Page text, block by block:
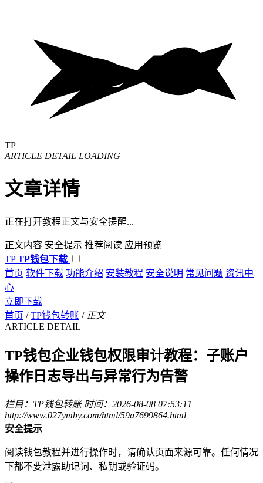
TP
ARTICLE DETAIL LOADING
文章详情
正在打开教程正文与安全提醒...
正文内容 安全提示 推荐阅读 应用预览
TP TP钱包下载
首页 软件下载 功能介绍 安装教程 安全说明 常见问题 资讯中
心
立即下载
首页 / TP钱包转账 / 正文
ARTICLE DETAIL
TP钱包企业钱包权限审计教程：子账户
操作日志导出与异常行为告警
栏目：TP钱包转账 时间：2026-08-08 07:53:11
http://www.027ymby.com/html/59a7699864.html
安全提示
阅读钱包教程并进行操作时，请确认页面来源可靠。任何情况
下都不要泄露助记词、私钥或验证码。